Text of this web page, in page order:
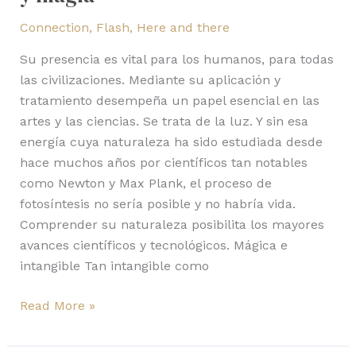
Connection, Flash, Here and there
Su presencia es vital para los humanos, para todas
las civilizaciones. Mediante su aplicación y
tratamiento desempeña un papel esencial en las
artes y las ciencias. Se trata de la luz. Y sin esa
energía cuya naturaleza ha sido estudiada desde
hace muchos años por científicos tan notables
como Newton y Max Plank, el proceso de
fotosíntesis no sería posible y no habría vida.
Comprender su naturaleza posibilita los mayores
avances científicos y tecnológicos. Mágica e
intangible Tan intangible como
Read More »